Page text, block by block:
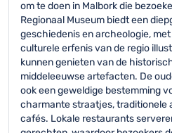
om te doen in Malbork die
Regionaal Museum biedt een
geschiedenis en archeologie,
culturele erfenis van de regio
kunnen genieten van de
middeleeuwse artefacten. De
ook een geweldige bestemming
charmante straatjes, traditionele
cafés. Lokale restaurants